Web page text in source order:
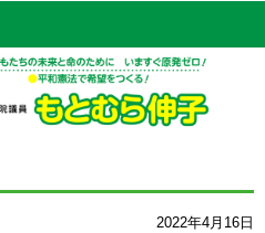
2022年4月16日